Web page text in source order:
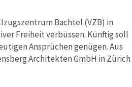
Bachtel (VZB) in
Freiheit verbüssen. Künftig soll
Ansprüchen genügen. Aus
Architekten GmbH in Zürich